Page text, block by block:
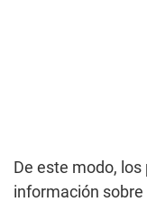
De este modo,
información sobre